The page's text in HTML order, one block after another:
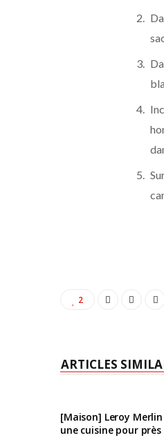
2
ARTICLES
[Maison] Leroy
une cuisine pour près